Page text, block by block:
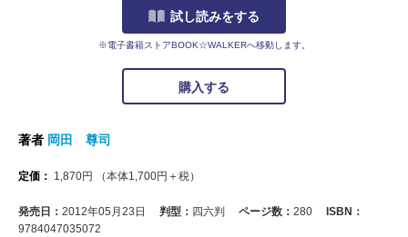
試し読みをする
※電子書籍ストアBOOK☆WALKERへ移動します。
購入する
著者 岡田 尊司
定価： 1,870円 （本体1,700円＋税）
発売日： 2012年05月23日 判型： 四六判 ページ数： 280
ISBN：
9784047035072